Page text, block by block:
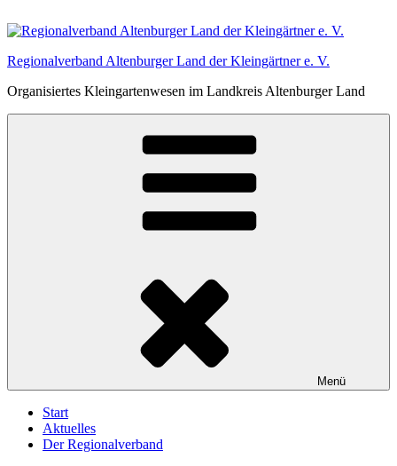
Inhalt
Regionalverband Altenburger Land der Kleingärtner e. V.
Organisiertes Kleingartenwesen im Landkreis Altenburger Land
Menü
Start
Aktuelles
Der Regionalverband